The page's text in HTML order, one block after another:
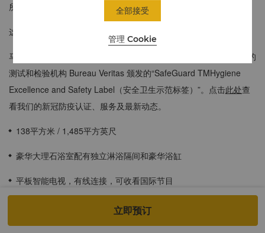
所。
这类客房每间可容纳2名成人和2名12岁及以下儿童。
马尼拉城堡香格里拉为“Safety Seal”认证酒店，并拥有由全球领先的
测试和检验机构 Bureau Veritas 颁发的“SafeGuard TMHygiene
Excellence and Safety Label（安全卫生示范标签）”。点击此处查
看我们的新冠防疫认证、服务及最新动态。
138平方米 / 1,485平方英尺
豪华大理石浴室配有独立淋浴隔间和豪华浴缸
平板智能电视，有线连接，可收看国际节目
俯瞰博尼法西奥环球城，城市景观一览无余
立即预订
管理 Cookie
全部接受